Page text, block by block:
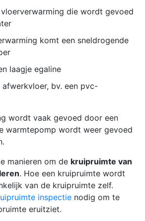
die wordt gevoed
komt een sneldrogende
laagje egaline
bv. een pvc-
wordt vaak gevoed door een
warmtepomp wordt weer gevoed
manieren om de kruipruimte van
. Hoe een kruipruimte wordt
van de kruipruimte zelf.
inspectie nodig om te
eruitziet.